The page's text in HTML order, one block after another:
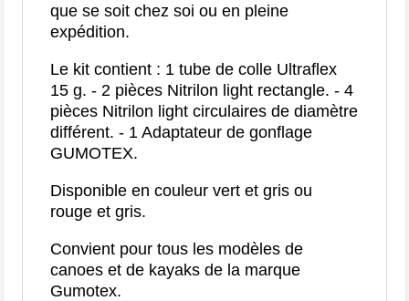
que se soit chez soi ou en pleine
expédition.
Le kit contient : 1 tube de colle Ultraflex
15 g. - 2 pièces Nitrilon light rectangle. - 4
pièces Nitrilon light circulaires de diamètre
différent. - 1 Adaptateur de gonflage
GUMOTEX.
Disponible en couleur vert et gris ou
rouge et gris.
Convient pour tous les modèles de
canoes et de kayaks de la marque
Gumotex.